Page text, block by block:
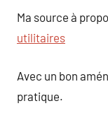
Ma source à
utilitaires
Avec un bon
pratique.